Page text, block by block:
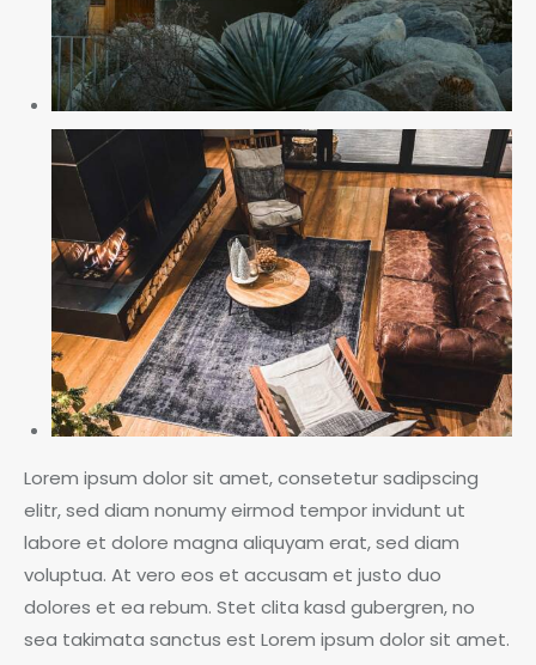
Lorem ipsum dolor sit amet, consetetur sadipscing
elitr, sed diam nonumy eirmod tempor invidunt ut
labore et dolore magna aliquyam erat, sed diam
voluptua. At vero eos et accusam et justo duo
dolores et ea rebum. Stet clita kasd gubergren, no
sea takimata sanctus est Lorem ipsum dolor sit amet.